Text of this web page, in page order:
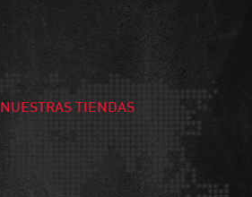
NUESTRAS TIENDAS